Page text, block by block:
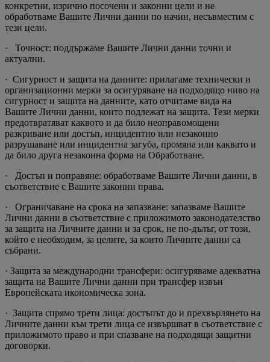
конкретни, изрично посочени и законни цели и не
обработваме Вашите Лични данни по начин, несъвместим с
тези цели.
· Точност: поддържаме Вашите Лични данни точни и
актуални.
· Сигурност и защита на данните: прилагаме технически и
организационни мерки за осигуряване на подходящо ниво на
сигурност и защита на данните, като отчитаме вида на
Вашите Лични данни, които подлежат на защита. Тези мерки
предотвратяват каквото и да било неоправомощени
разкриване или достъп, инцидентно или незаконно
разрушаване или инцидентна загуба, промяна или каквато и
да било друга незаконна форма на Обработване.
· Достъп и поправяне: обработваме Вашите Лични данни, в
съответствие с Вашите законни права.
· Ограничаване на срока на запазване: запазваме Вашите
Лични данни в съответствие с приложимото законодателство
за защита на Личните данни и за срок, не по-дълъг, от този,
който е необходим, за целите, за които Личните данни са
събрани.
· Защита за международни трансфери: осигуряваме адекватна
защита на Вашите Лични данни при трансфер извън
Европейската икономическа зона.
· Защита спрямо трети лица: достъпът до и прехвърлянето на
Личните данни към трети лица се извършват в съответствие с
приложимото правo и при спазване на подходящи защитни
договорки.